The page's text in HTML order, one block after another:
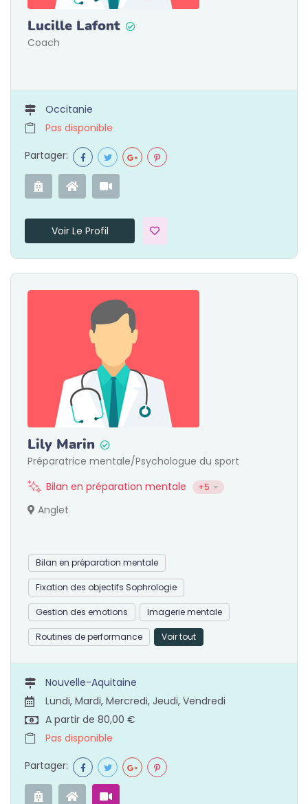
Lucille Lafont
Coach
Occitanie
Pas disponible
Partager:
Voir Le Profil
Lily Marin
Préparatrice mentale/Psychologue du sport
Bilan en préparation mentale
+5
Anglet
Bilan en préparation mentale
Fixation des objectifs Sophrologie
Gestion des emotions Imagerie mentale
Routines de performance Voir tout
Nouvelle-Aquitaine
Lundi, Mardi, Mercredi, Jeudi, Vendredi
A partir de 80,00 €
Pas disponible
Partager: